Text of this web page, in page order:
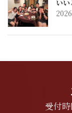
い
受付